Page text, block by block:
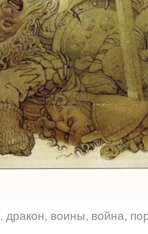
, дракон, воины, война,